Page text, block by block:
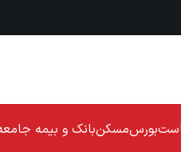
بورسمسکنبانک و بیمه